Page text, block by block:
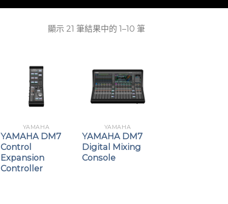
顯示 21 筆結果中的 1–10 筆
YAMAHA
YAMAHA DM7
Control
Expansion
Controller
YAMAHA
YAMAHA DM7
Digital Mixing
Console